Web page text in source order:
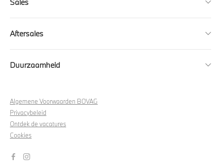
Aftersales
Duurzaamheid
Algemene Voorwaarden BOVAG
Privacybeleid
Ontdek de vacatures
Cookies